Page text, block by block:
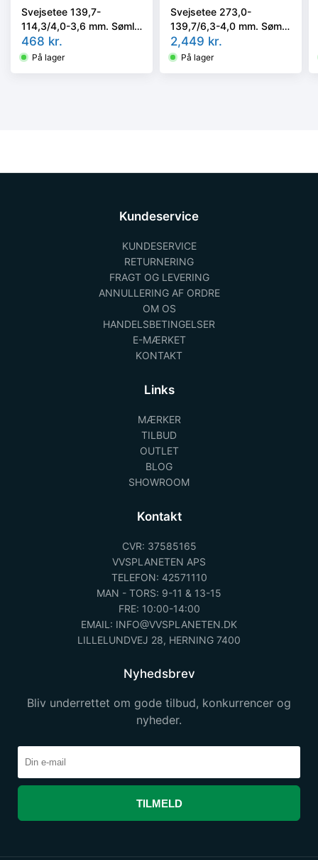
Svejsetee 139,7-
114,3/4,0-3,6 mm. Søml.
Kval. P235GH, EN 10253-
2/rk2 type A.
468 kr.
På lager
Svejsetee 273,0-
139,7/6,3-4,0 mm. Søml.
Kval. P235GH, EN 10253-
2/rk2 type A.
2,449 kr.
På lager
Kundeservice
KUNDESERVICE
RETURNERING
FRAGT OG LEVERING
ANNULLERING AF ORDRE
OM OS
HANDELSBETINGELSER
E-MÆRKET
KONTAKT
Links
MÆRKER
TILBUD
OUTLET
BLOG
SHOWROOM
Kontakt
CVR: 37585165
VVSPLANETEN APS
TELEFON: 42571110
MAN - TORS: 9-11 & 13-15
FRE: 10:00-14:00
EMAIL: INFO@VVSPLANETEN.DK
LILLELUNDVEJ 28, HERNING 7400
Nyhedsbrev
Bliv underrettet om gode tilbud, konkurrencer og
nyheder.
TILMELD